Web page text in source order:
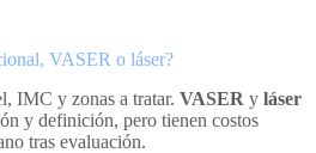
VASER o láser?
IMC y zonas a tratar. VASER y láser
y definición, pero tienen costos
tras evaluación.